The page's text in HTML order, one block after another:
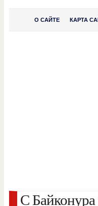
О САЙТЕ КАРТА
С